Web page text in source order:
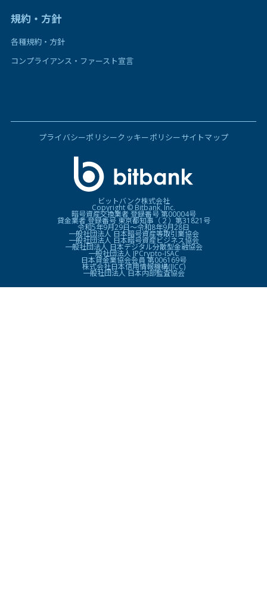
規約・方針
各種規約・方針
コンプライアンス・ファースト宣言
プライバシーポリシークッキーポリシーサイトマップ
ビットバンク株式会社
Copyright © Bitbank, Inc.
暗号資産交換業者 登録番号 第00004号
貸金業者 登録番号 東京都知事（２）第31821号
令和5年9月29日〜令和8年9月28日
一般社団法人 日本暗号資産等取引業協会
一般社団法人 日本暗号資産ビジネス協会
一般社団法人 日本デジタル分散型金融協会
一般社団法人 JPCrypto-ISAC
日本貸金業協会会員 第006169号
株式会社日本信用情報機構(JICC)
一般社団法人 日本内部監査協会